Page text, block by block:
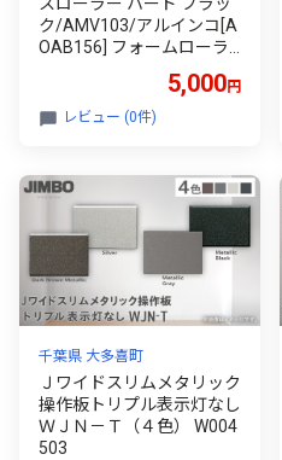
ク/AMV103/アルインコ[A
OAB156] フォームローラ
ディローラー マッサージ
ローラー 筋膜 筋膜リリー
甲骨 腰 太もも 全身 筋肉
ほぐし 健康 運動 美容 ダイ
エット 指圧 むくみ 大きめ
家庭用 人気 定番 おすすめ
ギフト プレゼント アルイ
ンコ
5,000円
レビュー (0件)
千葉県 大多喜町
Ｊワイドスリムメタリック
操作板トリプル表示灯なし
ＷＪＮ－Ｔ（４色） W004
503